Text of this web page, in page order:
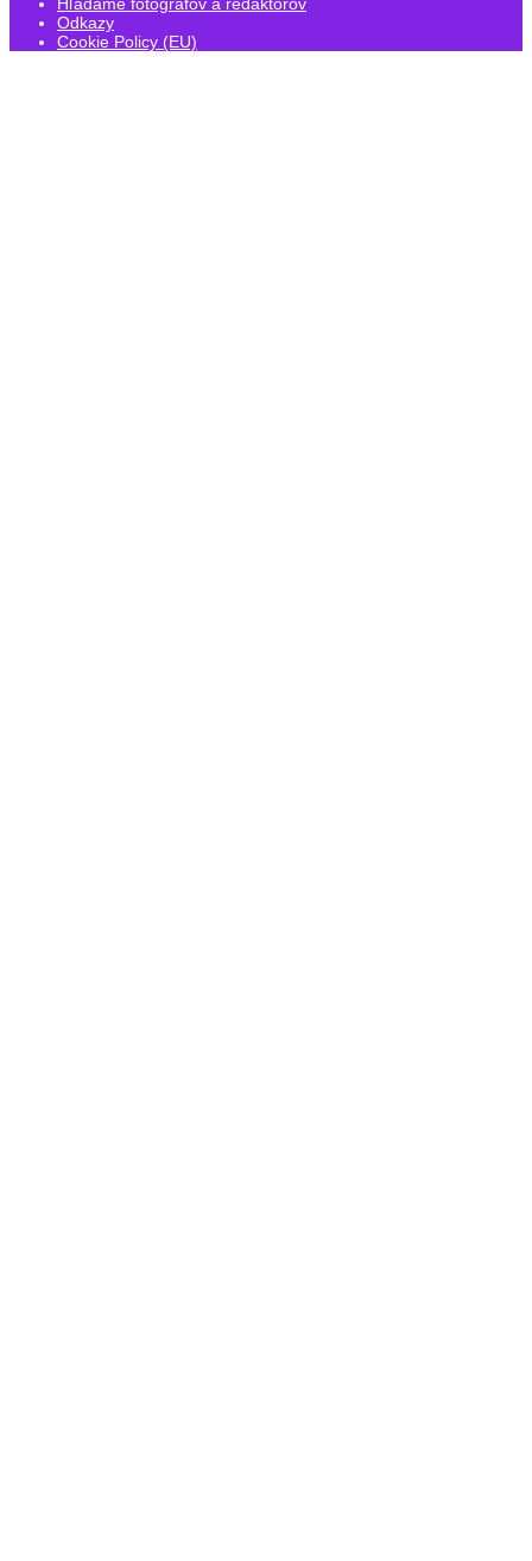
Hľadáme fotografov a redaktorov
Odkazy
Cookie Policy (EU)